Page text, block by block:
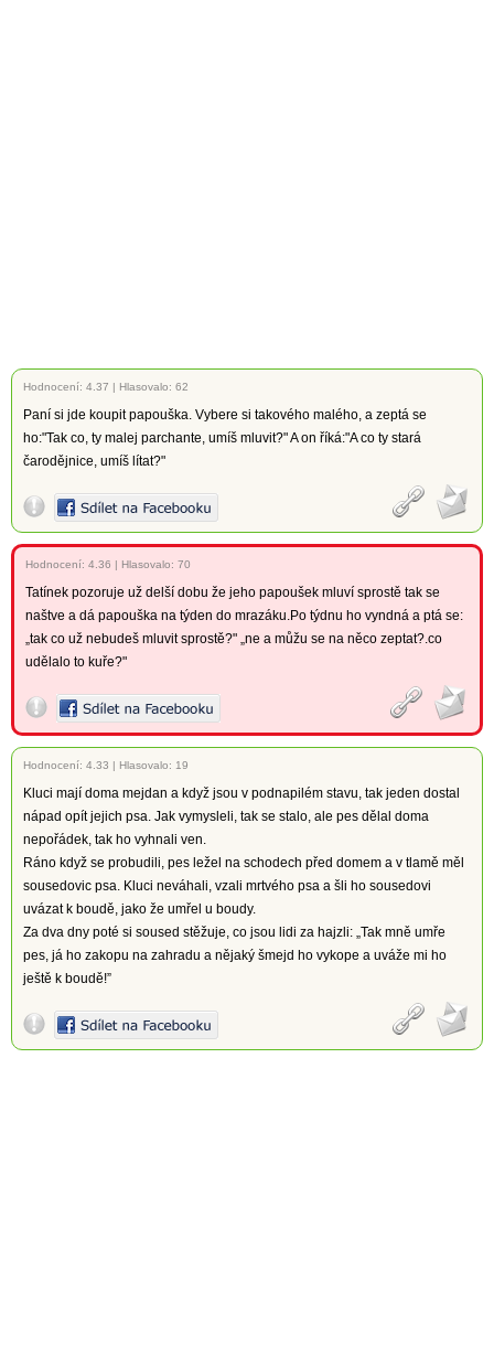
Hodnocení: 4.37 | Hlasovalo: 62
Paní si jde koupit papouška. Vybere si takového malého, a zeptá se
ho:"Tak co, ty malej parchante, umíš mluvit?" A on říká:"A co ty stará
čarodějnice, umíš lítat?"
Hodnocení: 4.36 | Hlasovalo: 70
Tatínek pozoruje už delší dobu že jeho papoušek mluví sprostě tak se
naštve a dá papouška na týden do mrazáku.Po týdnu ho vyndná a ptá se:
„tak co už nebudeš mluvit sprostě?" „ne a můžu se na něco zeptat?.co
udělalo to kuře?"
Hodnocení: 4.33 | Hlasovalo: 19
Kluci mají doma mejdan a když jsou v podnapilém stavu, tak jeden dostal
nápad opít jejich psa. Jak vymysleli, tak se stalo, ale pes dělal doma
nepořádek, tak ho vyhnali ven.
Ráno když se probudili, pes ležel na schodech před domem a v tlamě měl
sousedovic psa. Kluci neváhali, vzali mrtvého psa a šli ho sousedovi
uvázat k boudě, jako že umřel u boudy.
Za dva dny poté si soused stěžuje, co jsou lidi za hajzli: „Tak mně umře
pes, já ho zakopu na zahradu a nějaký šmejd ho vykope a uváže mi ho
ještě k boudě!”